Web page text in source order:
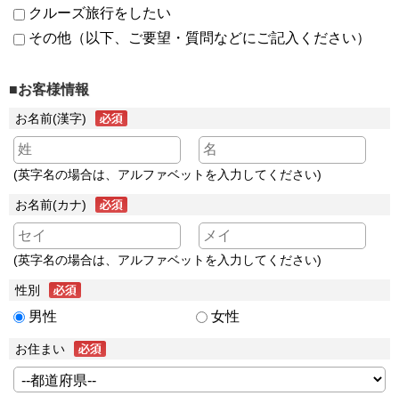
クルーズ旅行をしたい
その他（以下、ご要望・質問などにご記入ください）
■お客様情報
お名前(漢字)
(英字名の場合は、アルファベットを入力してください)
お名前(カナ)
(英字名の場合は、アルファベットを入力してください)
性別
男性 女性
お住まい